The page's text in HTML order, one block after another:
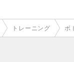
トレーニング ボ